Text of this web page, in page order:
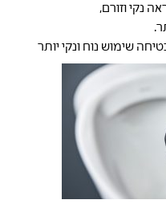
נקי וזורם,
שימוש נוח ונקי יותר